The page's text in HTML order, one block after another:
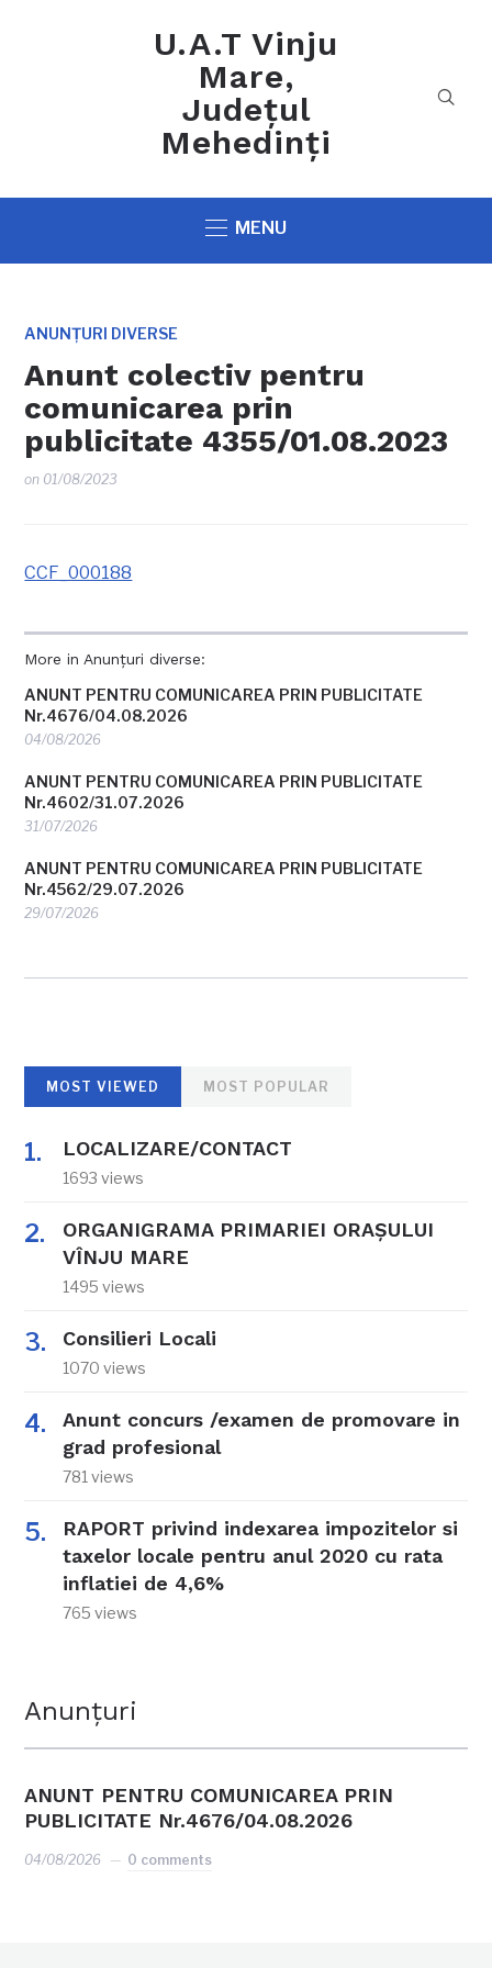
U.A.T Vinju
Mare,
Județul
Mehedinți
MENU
ANUNȚURI DIVERSE
Anunt colectiv pentru
comunicarea prin
publicitate 4355/01.08.2023
on 01/08/2023
More in Anunțuri diverse:
ANUNT PENTRU COMUNICAREA PRIN PUBLICITATE
Nr.4676/04.08.2026
04/08/2026
ANUNT PENTRU COMUNICAREA PRIN PUBLICITATE
Nr.4602/31.07.2026
31/07/2026
ANUNT PENTRU COMUNICAREA PRIN PUBLICITATE
Nr.4562/29.07.2026
29/07/2026
CCF_000188
MOST VIEWED MOST POPULAR
LOCALIZARE/CONTACT
1693 views
ORGANIGRAMA PRIMARIEI ORAŞULUI
VÎNJU MARE
1495 views
Consilieri Locali
1070 views
Anunt concurs /examen de promovare in
grad profesional
781 views
RAPORT privind indexarea impozitelor si
taxelor locale pentru anul 2020 cu rata
inflatiei de 4,6%
765 views
Anunțuri
ANUNT PENTRU COMUNICAREA PRIN
PUBLICITATE Nr.4676/04.08.2026
04/08/2026 0 comments